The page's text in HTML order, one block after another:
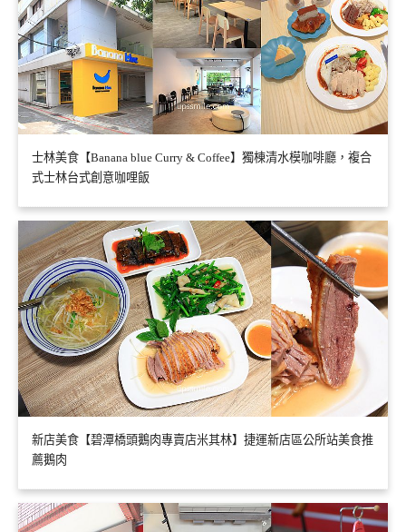
士林美食【Banana blue Curry & Coffee】獨棟清水模咖啡廳，複合
式士林台式創意咖哩飯
新店美食【碧潭橋頭鵝肉專賣店米其林】捷運新店區公所站美食推
薦鵝肉